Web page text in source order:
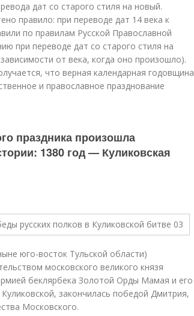
дат со старого стиля на новый.
правило: при переводе дат 14 века к
по правилам Русской Православной
при переводе дат со старого стиля на
от века, когда оно произошло).
что верная календарная годовщина
и православное празднование
праздника произошла
1380 год — Куликовская
юго-восток Тульской области)
московского великого князя
беклярбека Золотой Орды Мамая и его
закончилась победой Дмитрия,
Московского.